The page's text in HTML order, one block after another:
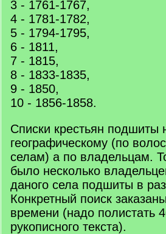
3 - 1761-1767,
4 - 1781-1782,
5 - 1794-1795,
6 - 1811,
7 - 1815,
8 - 1833-1835,
9 - 1850,
10 - 1856-1858.
Списки крестьян подшиты
географическому (по
селам) а по владельцам.
было несколько
даного села подшиты в
Конкретный поиск
времени (надо полистать
рукописного текста).